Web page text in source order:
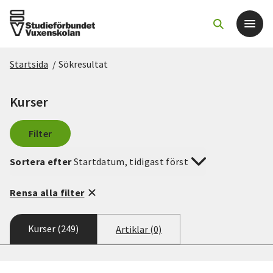
För dig som
Sök kurser och evenemang
Starta studiecirkel
Cirkelledare
Startsida / Sökresultat
Kurser
Filter
Sortera efterStartdatum, tidigast först
Rensa alla filter
Kurser (249) Artiklar (0)